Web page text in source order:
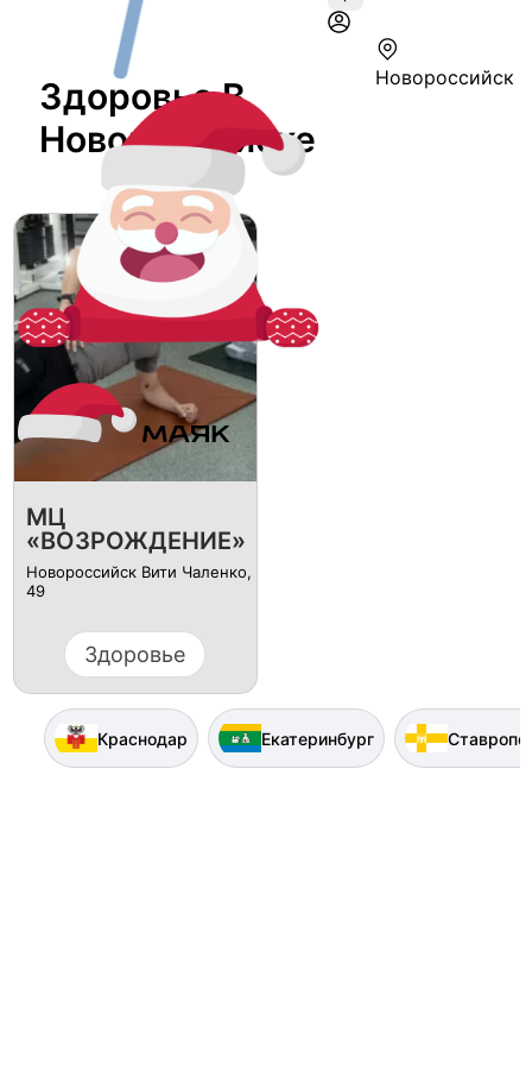
Новороссийск
Здоровье В
Новороссийске
МЦ
«ВОЗРОЖДЕНИЕ»
Новороссийск Вити Чаленко,
49
Здоровье
Краснодар Екатеринбург